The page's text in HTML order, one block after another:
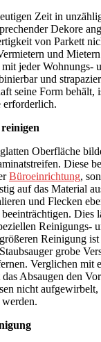
Zeit in
Dekore
von Parkett
und
jeder Wohnungs-
und
seine Form behält,
erforderlich.
Oberfläche
Diese
Büroeinrichtung,
auf das Material
und Flecken
Dies
Reinigungs-
Reinigung
grobe
Verglichen mit
Absaugen den
nicht